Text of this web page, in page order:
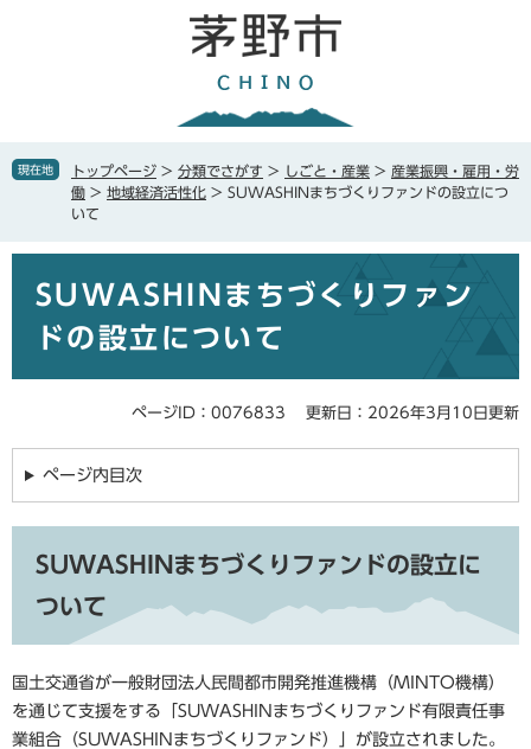
で
ば現在地 トップページ > 分類でさがす > しごと・産業 > 産業振興・雇用・労
働 > 地域経済活性化 > SUWASHINまちづくりファンドの設立につ
いて
SUWASHINまちづくりファン
ドの設立について
ページID：0076833 更新日：2026年3月10日更新
ページ内目次
SUWASHINまちづくりファンドの設立に
ついて
国土交通省が一般財団法人民間都市開発推進機構（MINTO機構）
を通じて支援をする「SUWASHINまちづくりファンド有限責任事
業組合（SUWASHINまちづくりファンド）」が設立されました。